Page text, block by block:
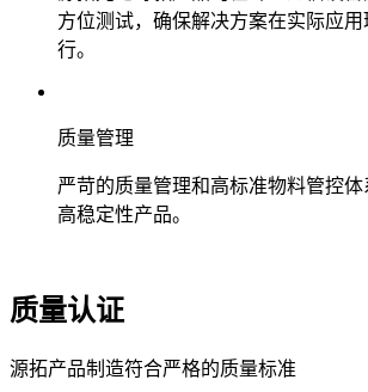
方位测试，确保解决方案在实际应
行。
质量管理
严苛的质量管理和高标准物料管控体
高稳定性产品。
质量认证
源拓产品制造符合严格的质量标准